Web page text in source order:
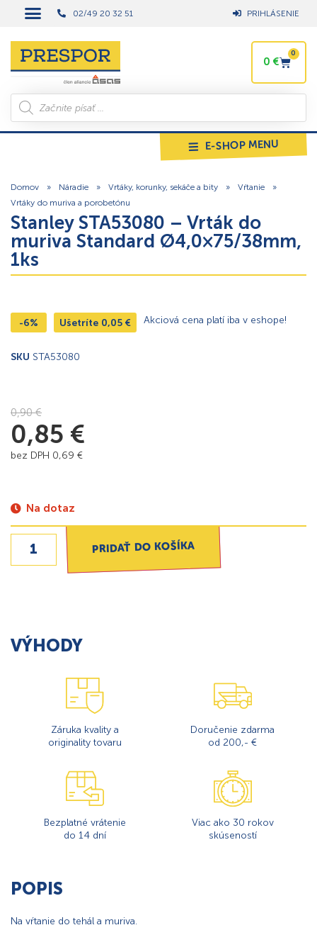
02/49 20 32 51 PRIHLÁSENIE
0 €
0
E-SHOP MENU
Domov » Náradie » Vrtáky, korunky, sekáče a bity » Vŕtanie
»
Vrtáky do muriva a porobetónu
Stanley STA53080 – Vrták do
muriva Standard Ø4,0×75/38mm,
1ks
-6% Ušetríte 0,05 € Akciová cena platí iba v eshope!
SKU STA53080
0,90€
0,85 €
bez DPH 0,69 €
Na dotaz
PRIDAŤ DO KOŠÍKA
VÝHODY
Záruka kvality a
originality tovaru
Doručenie zdarma
od 200,- €
Bezplatné vrátenie
do 14 dní
Viac ako 30 rokov
skúseností
POPIS
Na vŕtanie do tehál a muriva.